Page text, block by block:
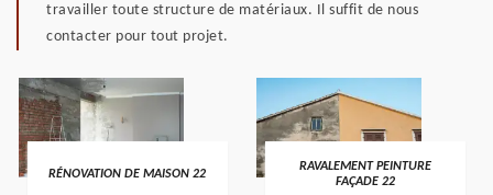
travailler toute structure de matériaux. Il suffit de nous
contacter pour tout projet.
RÉNOVATION DE MAISON 22
RAVALEMENT PEINTURE
FAÇADE 22